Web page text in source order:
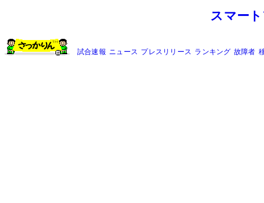
スマー
試合速報 ニュース プレスリリース ランキング 故障者